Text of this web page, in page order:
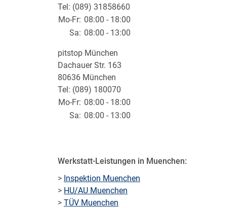
Tel: (089) 31858660
Mo-Fr: 08:00 - 18:00
Sa: 08:00 - 13:00
pitstop München
Dachauer Str. 163
80636 München
Tel: (089) 180070
Mo-Fr: 08:00 - 18:00
Sa: 08:00 - 13:00
Werkstatt-Leistungen in Muenchen:
> Inspektion Muenchen
> HU/AU Muenchen
> TÜV Muenchen